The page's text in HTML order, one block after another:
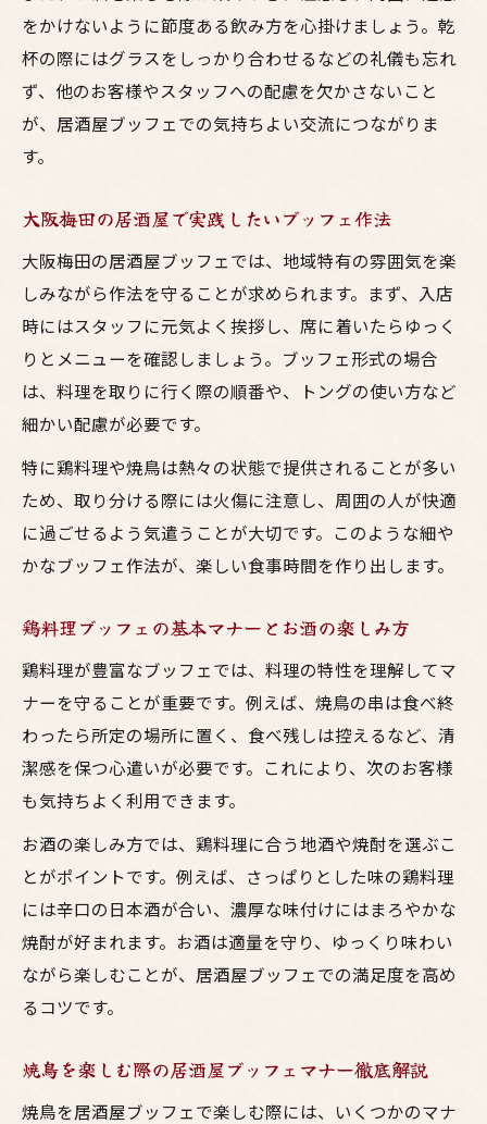
をかけないように節度ある飲み方を心掛けましょう。乾
杯の際にはグラスをしっかり合わせるなどの礼儀も忘れ
ず、他のお客様やスタッフへの配慮を欠かさないこと
が、居酒屋ブッフェでの気持ちよい交流につながりま
す。
大阪梅田の居酒屋で実践したいブッフェ作法
大阪梅田の居酒屋ブッフェでは、地域特有の雰囲気を楽
しみながら作法を守ることが求められます。まず、入店
時にはスタッフに元気よく挨拶し、席に着いたらゆっく
りとメニューを確認しましょう。ブッフェ形式の場合
は、料理を取りに行く際の順番や、トングの使い方など
細かい配慮が必要です。
特に鶏料理や焼鳥は熱々の状態で提供されることが多い
ため、取り分ける際には火傷に注意し、周囲の人が快適
に過ごせるよう気遣うことが大切です。このような細や
かなブッフェ作法が、楽しい食事時間を作り出します。
鶏料理ブッフェの基本マナーとお酒の楽しみ方
鶏料理が豊富なブッフェでは、料理の特性を理解してマ
ナーを守ることが重要です。例えば、焼鳥の串は食べ終
わったら所定の場所に置く、食べ残しは控えるなど、清
潔感を保つ心遣いが必要です。これにより、次のお客様
も気持ちよく利用できます。
お酒の楽しみ方では、鶏料理に合う地酒や焼酎を選ぶこ
とがポイントです。例えば、さっぱりとした味の鶏料理
には辛口の日本酒が合い、濃厚な味付けにはまろやかな
焼酎が好まれます。お酒は適量を守り、ゆっくり味わい
ながら楽しむことが、居酒屋ブッフェでの満足度を高め
るコツです。
焼鳥を楽しむ際の居酒屋ブッフェマナー徹底解説
焼鳥を居酒屋ブッフェで楽しむ際には、いくつかのマナ